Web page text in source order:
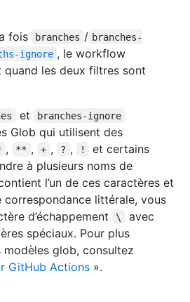
fois
branches / branches-
ignore , le workflow
quand les deux filtres sont
et branches-ignore
Glob qui utilisent des
, ** , + , ? , !
et certains
à plusieurs noms de
l’un de ces caractères et
correspondance littérale, vous
d’échappement
\
avec
spéciaux. Pour plus
modèles glob, consultez
GitHub Actions ».